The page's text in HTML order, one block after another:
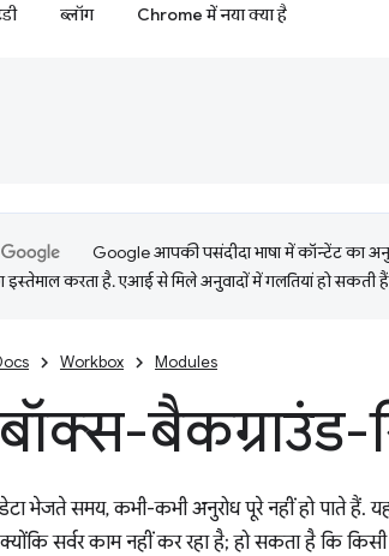
ब्लॉग Chrome में नया क्या है
Google आपकी पसंदीदा भाषा में कॉन्टेंट का
इस्तेमाल करता है. एआई से मिले अनुवादों में गलतियां हो सकती
Workbox Modules
डेटा भेजते समय, कभी-कभी अनुरोध पूरे नहीं हो पाते हैं.
सर्वर काम नहीं कर रहा है; हो सकता है कि